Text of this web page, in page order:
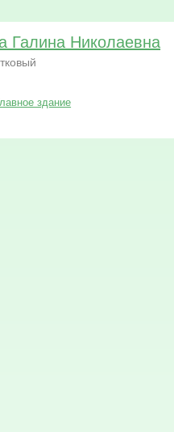
Галина Николаевна
здание